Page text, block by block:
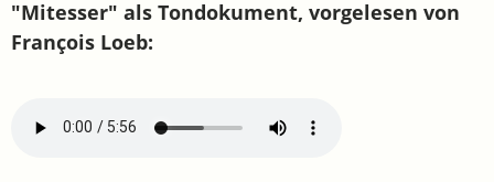
"Mitesser" als Tondokument, vorgelesen von
François Loeb: